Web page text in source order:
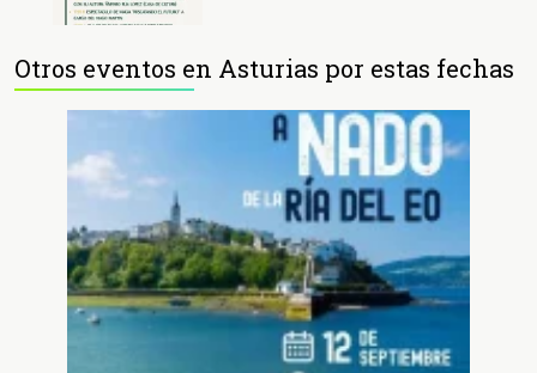
Otros eventos en Asturias por estas fechas